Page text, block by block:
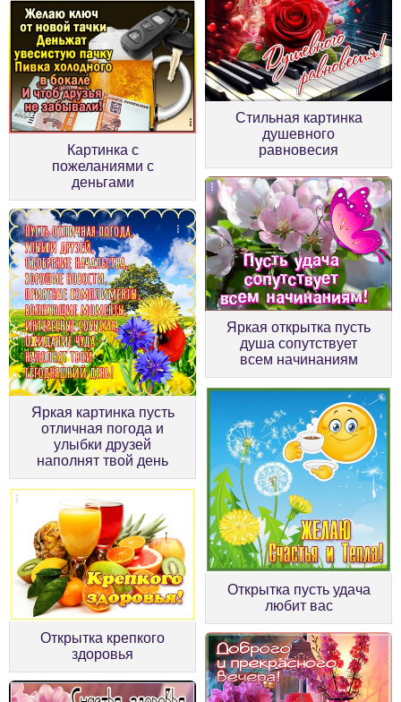
Картинка с
пожеланиями с
деньгами
Стильная картинка
душевного
равновесия
Яркая картинка пусть
отличная погода и
улыбки друзей
наполнят твой день
Яркая открытка пусть
душа сопутствует
всем начинаниям
Открытка крепкого
здоровья
Открытка пусть удача
любит вас